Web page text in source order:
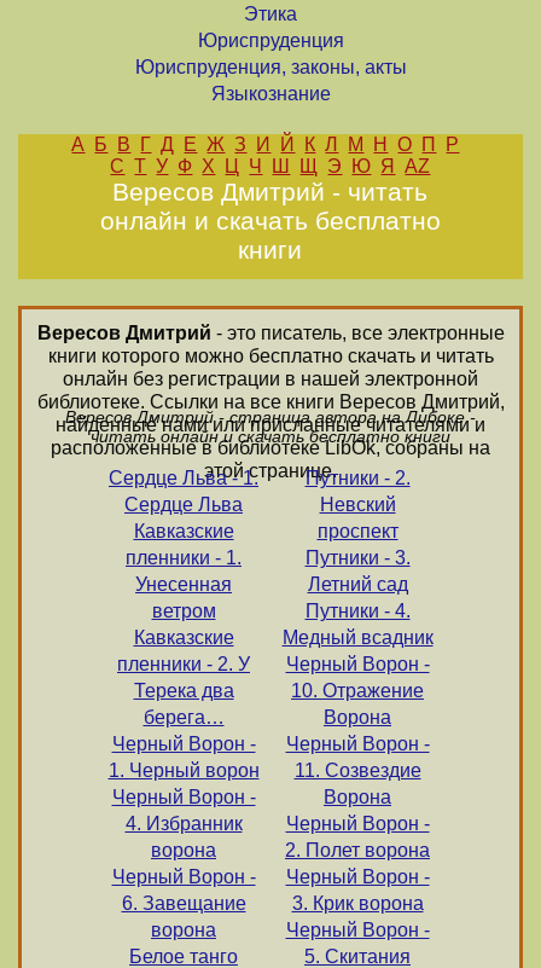
Этика
Юриспруденция
Юриспруденция, законы, акты
Языкознание
А Б В Г Д Е Ж З И Й К Л М Н О П
Р
С Т У Ф Х Ц Ч Ш Щ Э Ю Я AZ
Вересов Дмитрий - читать
онлайн и скачать бесплатно
книги
Вересов Дмитрий - это писатель, все электронные
книги которого можно бесплатно скачать и читать
онлайн без регистрации в нашей электронной
библиотеке. Ссылки на все книги Вересов Дмитрий,
найденные нами или присланные читателями и
расположенные в библиотеке LibOk, собраны на
этой странице.
Вересов Дмитрий - страница автора на Либоке -
читать онлайн и скачать бесплатно книги
Сердце Льва - 1.
Сердце Льва
Кавказские
пленники - 1.
Унесенная
ветром
Кавказские
пленники - 2. У
Терека два
берега…
Черный Ворон -
1. Черный ворон
Черный Ворон -
4. Избранник
ворона
Черный Ворон -
6. Завещание
ворона
Белое танго
Путники - 2.
Невский
проспект
Путники - 3.
Летний сад
Путники - 4.
Медный всадник
Черный Ворон -
10. Отражение
Ворона
Черный Ворон -
11. Созвездие
Ворона
Черный Ворон -
2. Полет ворона
Черный Ворон -
3. Крик ворона
Черный Ворон -
5. Скитания